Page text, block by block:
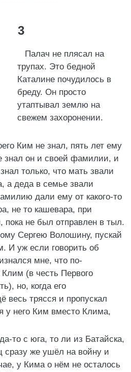
3
Палач не плясал на
трупах. Это бедной
Каталине почудилось в
бреду. Он просто
утаптывал землю на
свежем захоронении.
Ким не знал, пять лет ему
знал он и своей фамилии, и
только, что мать звали
а деда в семье звали
дали ему от какого-то
не то кашевара, при
пока не был отправлен в тыл.
Сергею Волошину, пускай
И уж если говорить об
мне, что по-
(в честь Первого
но, когда его
весь трясся и пропускал
у него Ким вместо Клима,
то с юга, то ли из Батайска,
сразу же ушёл на войну и
у Кима о нём не осталось